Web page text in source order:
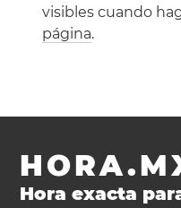
visibles cuando
página.
Hora exacta